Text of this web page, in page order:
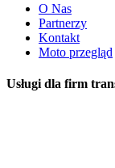
O Nas
Partnerzy
Kontakt
Moto przegląd
Usługi dla firm